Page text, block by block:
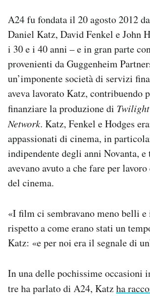
A24 fu fondata il 20 agosto 2012
Daniel Katz, David Fenkel e John
i 30 e i 40 anni – e in gran parte
provenienti da Guggenheim
un’imponente società di servizi
aveva lavorato Katz, contribuendo
finanziare la produzione di Twilight
Network. Katz, Fenkel e Hodges
appassionati di cinema, in
indipendente degli anni Novanta,
avevano avuto a che fare per
del cinema.
«I film ci sembravano meno belli e
rispetto a come erano stati un
Katz: «e per noi era il segnale di
In una delle pochissime occasioni
tre ha parlato di A24, Katzha